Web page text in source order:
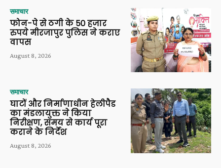
समाचार
फोन-पे से ठगी के 50 हजार
रुपये मीरजापुर पुलिस ने कराए
वापस
August 8, 2026
समाचार
घाटों और निर्माणाधीन हेलीपैड
का मंडलायुक्त ने किया
निरीक्षण, समय से कार्य पूरा
कराने के निर्देश
August 8, 2026